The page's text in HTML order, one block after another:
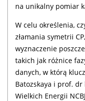
na unikalny pomiar
W celu określenia,
złamania symetrii
wyznaczenie
takich jak różnice
danych, w którą
Batozskaya i prof. dr
Wielkich Energii